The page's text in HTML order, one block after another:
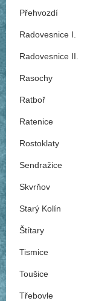
Přehvozdí
Radovesnice I.
Radovesnice II.
Rasochy
Ratboř
Ratenice
Rostoklaty
Sendražice
Skvrňov
Starý Kolín
Štítary
Tismice
Toušice
Třebovle